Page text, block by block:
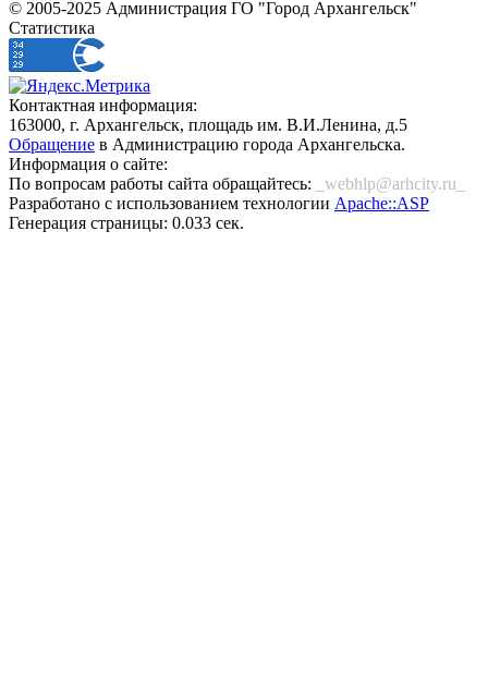
© 2005-2025 Администрация ГО "Город Архангельск"
Статистика
Контактная информация:
163000, г. Архангельск, площадь им. В.И.Ленина, д.5
Обращение в Администрацию города Архангельска.
Информация о сайте:
По вопросам работы сайта обращайтесь:
_webhlp@arhcity.ru_
Разработано с использованием технологии Apache::ASP
Генерация страницы: 0.033 сек.